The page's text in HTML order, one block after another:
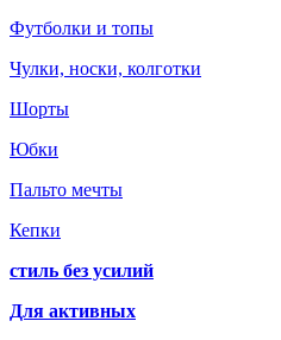
Футболки и топы
Чулки, носки, колготки
Шорты
Юбки
Пальто мечты
Кепки
стиль без усилий
Для активных